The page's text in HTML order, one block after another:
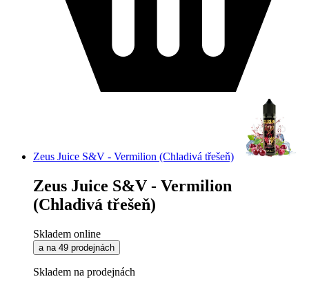
Zeus Juice S&V - Vermilion (Chladivá třešeň)
Zeus Juice S&V - Vermilion
(Chladivá třešeň)
Skladem online
a na 49 prodejnách
Skladem na prodejnách